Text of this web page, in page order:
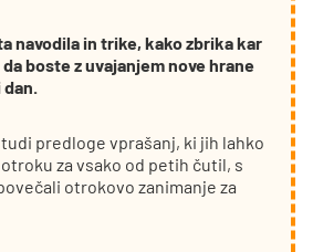
navodila in trike, kako zbrika kar
boste z uvajanjem nove hrane
predloge vprašanj, ki jih lahko
za vsako od petih čutil, s
otrokovo zanimanje za